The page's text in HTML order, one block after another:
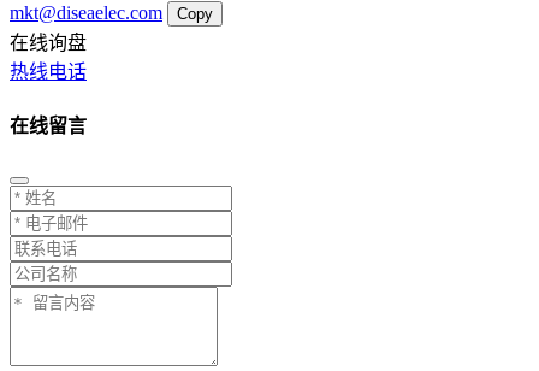
mkt@diseaelec.com
Copy
在线询盘
热线电话
在线留言